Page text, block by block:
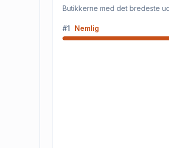
Butikkerne med det bredeste
#1 Nemlig